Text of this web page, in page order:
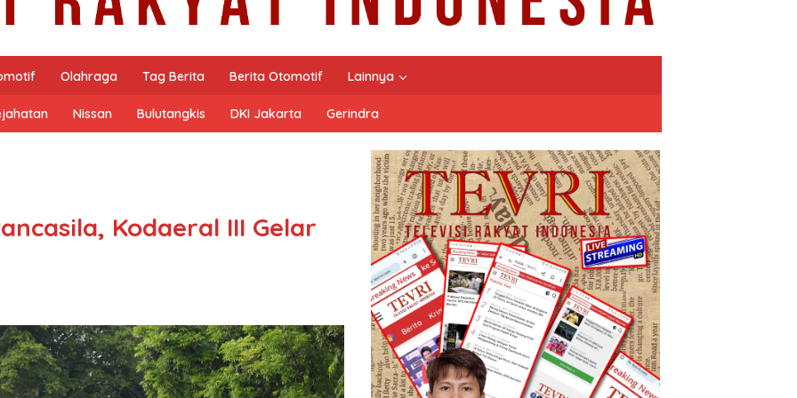
Olahraga Tag Berita Berita Otomotif Lainnya
Nissan Bulutangkis DKI Jakarta Gerindra
Kodaeral III Gelar